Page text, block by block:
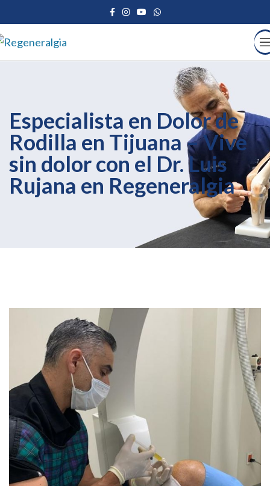
Especialista en Dolor de
Rodilla en Tijuana – Vive
sin dolor con el Dr. Luis
Rujana en Regeneralgia